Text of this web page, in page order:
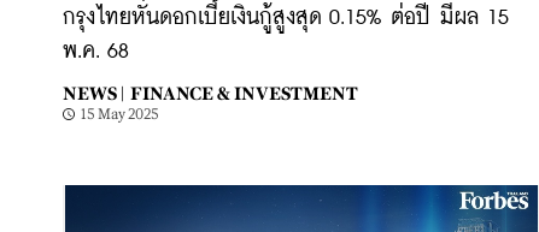
กรุงไทยหั่นดอกเบี้ยเงินกู้สูงสุด 0.15% ต่อปี มีผล 15
พ.ค. 68
NEWS | FINANCE & INVESTMENT
15 May 2025